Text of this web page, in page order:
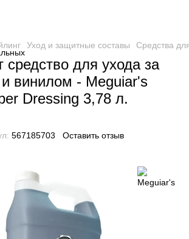
Уход и защитные составы Средства
средство для ухода за
винилом - Meguiar's
Dressing 3,78 л.
567185703 Оставить отзыв